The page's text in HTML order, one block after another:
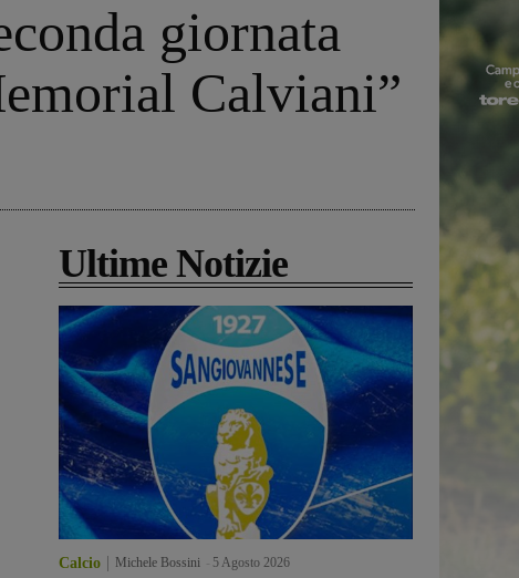
giornata
Calviani”
Ultime Notizie
Calcio Michele Bossini 5 Agosto 2026